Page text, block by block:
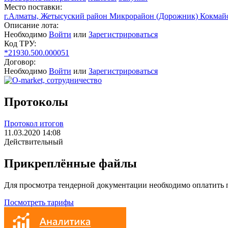
Место поставки:
г.Алматы, Жетысуский район Микрорайон (Дорожник)
Описание лота:
Необходимо Войти или Зарегистрироваться
Код ТРУ:
*21930.500.000051
Договор:
Необходимо Войти или Зарегистрироваться
Протоколы
Протокол итогов
11.03.2020 14:08
Действительный
Прикреплённые файлы
Для просмотра тендерной документации необходимо оплатить
Посмотреть тарифы